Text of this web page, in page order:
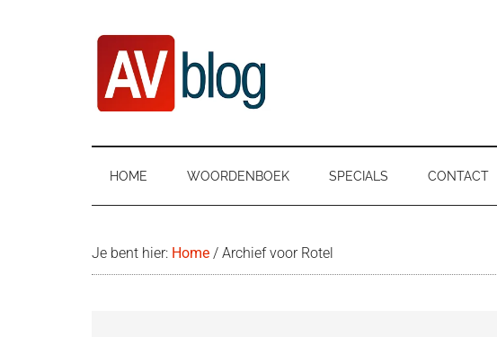
AVblog
HOME WOORDENBOEK SPECIALS CONTACT
Je bent hier: Home / Archief voor Rotel